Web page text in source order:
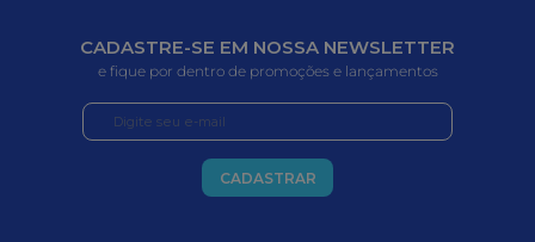
CADASTRE-SE EM NOSSA NEWSLETTER
e fique por dentro de promoções e lançamentos
CADASTRAR